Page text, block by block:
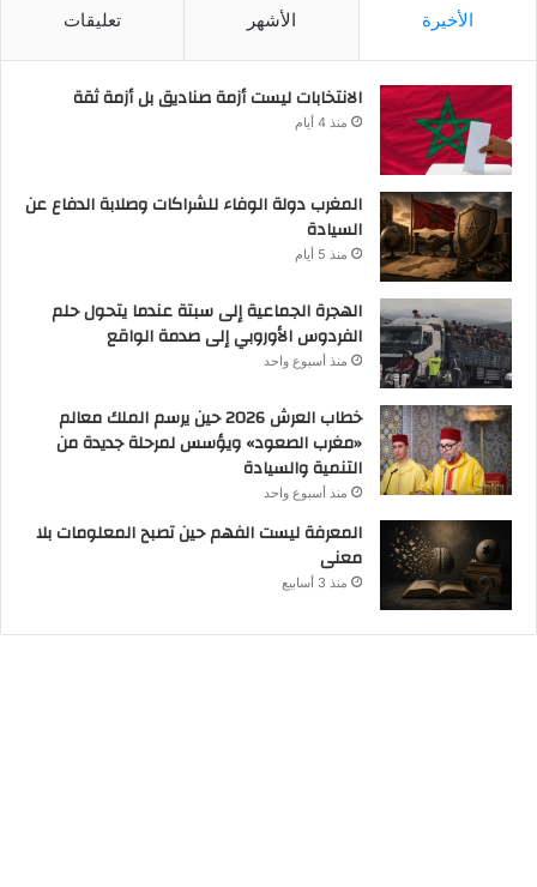
الأخيرة الأشهر تعليقات
الانتخابات ليست أزمة صناديق بل أزمة ثقة
منذ 4 أيام
المغرب دولة الوفاء للشراكات وصلابة الدفاع عن
السيادة
منذ 5 أيام
الهجرة الجماعية إلى سبتة عندما يتحول حلم
الفردوس الأوروبي إلى صدمة الواقع
منذ أسبوع واحد
خطاب العرش 2026 حين يرسم الملك معالم
«مغرب الصعود» ويؤسس لمرحلة جديدة من
التنمية والسيادة
منذ أسبوع واحد
المعرفة ليست الفهم حين تصبح المعلومات بلا
معنى
منذ 3 أسابيع